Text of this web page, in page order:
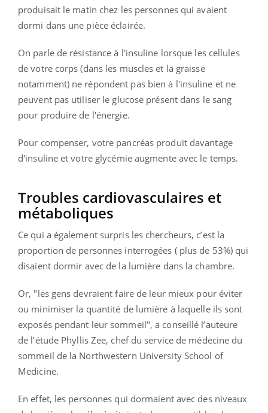
produisait le matin chez les personnes qui avaient
dormi dans une pièce éclairée.
On parle de résistance à l'insuline lorsque les cellules
de votre corps (dans les muscles et la graisse
notamment) ne répondent pas bien à l'insuline et ne
peuvent pas utiliser le glucose présent dans le sang
pour produire de l'énergie.
Pour compenser, votre pancréas produit davantage
d'insuline et votre glycémie augmente avec le temps.
Troubles cardiovasculaires et
métaboliques
Ce qui a également surpris les chercheurs, c’est la
proportion de personnes interrogées ( plus de 53%) qui
disaient dormir avec de la lumière dans la chambre.
Or, "les gens devraient faire de leur mieux pour éviter
ou minimiser la quantité de lumière à laquelle ils sont
exposés pendant leur sommeil", a conseillé l’auteure
de l’étude Phyllis Zee, chef du service de médecine du
sommeil de la Northwestern University School of
Medicine.
En effet, les personnes qui dormaient avec des niveaux